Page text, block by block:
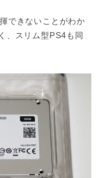
できないことがわか
、スリム型PS4も同